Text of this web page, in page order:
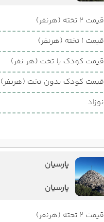
قیمت 2 تخته (هرنفر)
قیمت 1 تخته (هرنفر)
قیمت کودک با تخت (هر نفر)
قیمت کودک بدون تخت (هرنفر)
نوزاد
پارسیان
پارسیان
قیمت 2 تخته (هرنفر)